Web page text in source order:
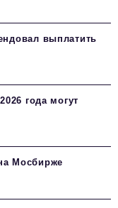
выплатить
года могут
Мосбирже